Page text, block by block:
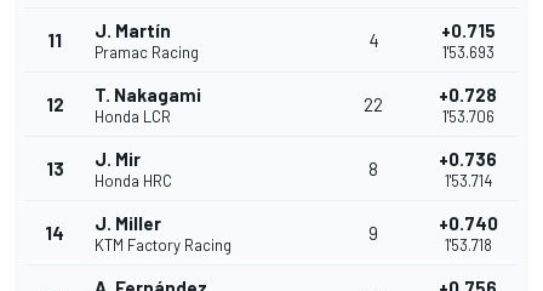
11 J. Martín
Pramac Racing
4 +0.715
1'53.693
12 T. Nakagami
Honda LCR
22 +0.728
1'53.706
13 J. Mir
Honda HRC
8 +0.736
1'53.714
14 J. Miller
KTM Factory Racing
9 +0.740
1'53.718